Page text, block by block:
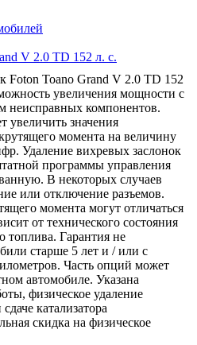
V 2.0 TD 152 л. с.
Foton Toano Grand V 2.0 TD 152
увеличения мощности с
неисправных компонентов.
увеличить значения
момента на величину
Удаление вихревых заслонок
программы управления
В некоторых случаев
или отключение разъемов.
момента могут отличаться
от технического состояния
топлива. Гарантия не
старше 5 лет и / или с
Часть опций может
автомобиле. Указана
физическое удаление
катализатора
скидка на физическое